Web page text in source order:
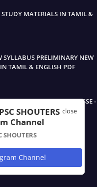
MATERIALS IN TAMIL &
SYLLABUS PRELIMINARY NEW
TAMIL & ENGLISH PDF
GROUP - 2 SERVICES (CSSE -
IN TAMIL PDF
close
SHOUTERS
Channel
SHOUTERS
Channel